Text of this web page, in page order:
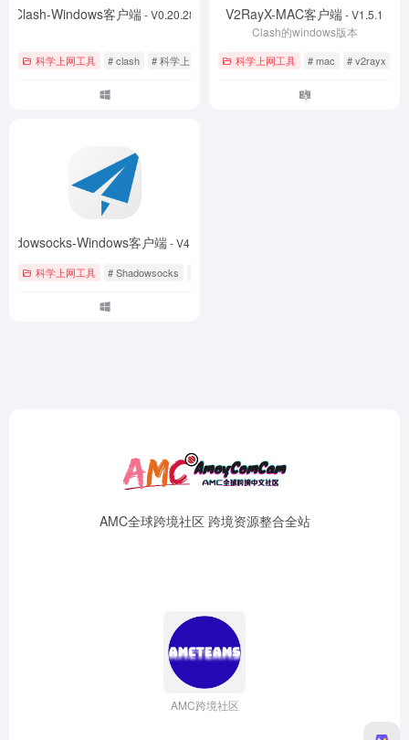
Clash-Windows客户端- V0.20.28
科学上网工具 # clash # 科学上网
V2RayX-MAC客户端- V1.5.1
Clash的windows版本
科学上网工具 # mac # v2rayx
Windows客户端- V4.4.1.0
科学上网工具 # Shadowsocks
AMC全球跨境社区 跨境资源整合全站
AMC跨境社区